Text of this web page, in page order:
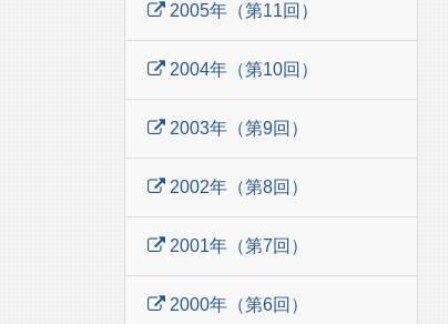
2005年（第11回）
2004年（第10回）
2003年（第9回）
2002年（第8回）
2001年（第7回）
2000年（第6回）